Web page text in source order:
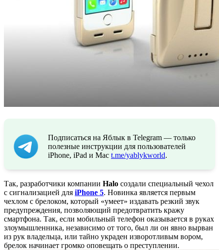
Подписаться на Яблык в Telegram — только
полезные инструкции для пользователей
iPhone, iPad и Mac t.me/yablykworld.
Так, разработчики компании Halo создали специальный чехол
с сигнализацией для iPhone 5. Новинка является первым
чехлом с брелоком, который «умеет» издавать резкий звук
предупреждения, позволяющий предотвратить кражу
смартфона. Так, если мобильный телефон оказывается в руках
злоумышленника, независимо от того, был ли он явно вырван
из рук владельца, или тайно украден изворотливым вором,
брелок начинает громко оповещать о преступлении.